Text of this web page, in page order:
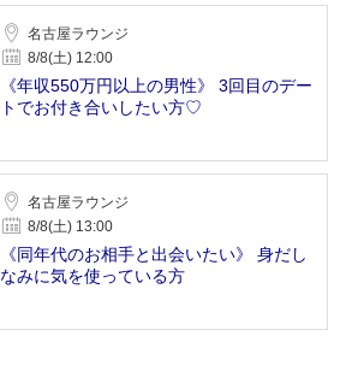
名古屋ラウンジ
8/8(土) 12:00
《年収550万円以上の男性》 3回目のデー
トでお付き合いしたい方♡
名古屋ラウンジ
8/8(土) 13:00
《同年代のお相手と出会いたい》 身だし
なみに気を使っている方